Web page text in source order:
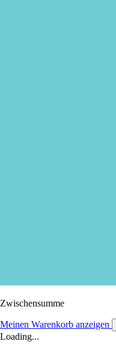
Zwischensumme
Meinen Warenkorb anzeigen
Loading...